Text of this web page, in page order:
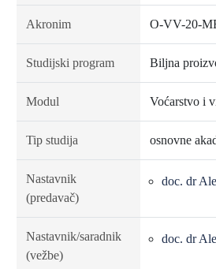
Akronim O-VV-20-
Studijski program Biljna
Modul Voćarstvo i
Tip studija osnovne
Nastavnik
(predavač)
doc. dr
Nastavnik/saradnik
(vežbe)
doc. dr